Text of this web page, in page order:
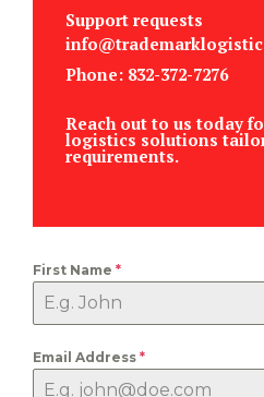
Support requests
Phone: 832-372-7276
Reach out to us today
logistics solutions
requirements.
First Name *
Email Address *